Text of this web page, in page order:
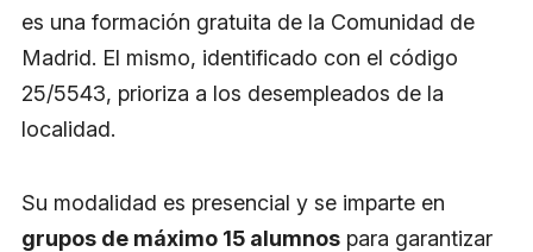
es una formación gratuita de la Comunidad de
Madrid. El mismo, identificado con el código
25/5543, prioriza a los desempleados de la
localidad.
Su modalidad es presencial y se imparte en
grupos de máximo 15 alumnos para garantizar